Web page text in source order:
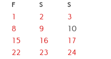
F S S
1 2
3
8 9
10
15 16
17
22 23
24